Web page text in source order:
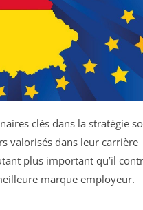
clés dans la stratégie
valorisés dans leur carrière
plus important qu’il
marque employeur.